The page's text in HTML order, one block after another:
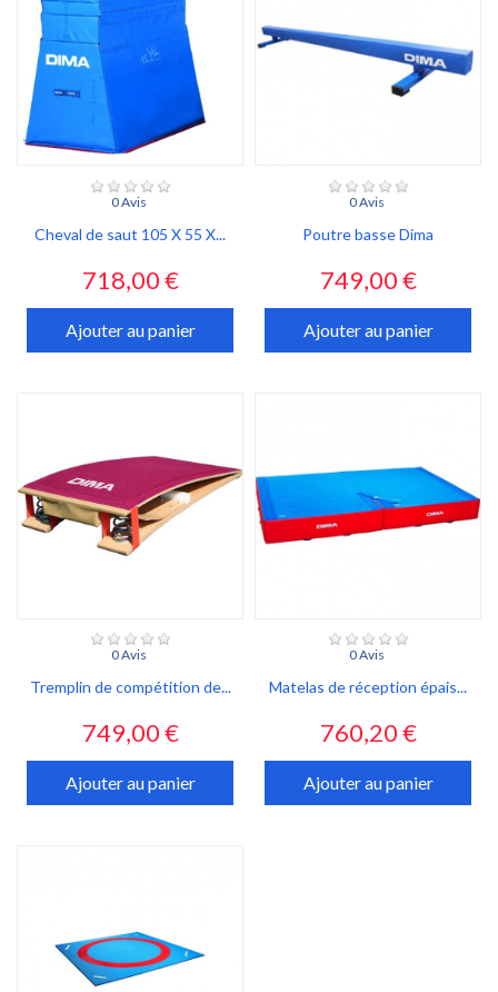
0 Avis
Cheval de saut 105 X 55 X...
Prix
718,00 €
Ajouter au panier
0 Avis
Poutre basse Dima
Prix
749,00 €
Ajouter au panier
0 Avis
Tremplin de compétition de...
Prix
749,00 €
Ajouter au panier
0 Avis
Matelas de réception épais...
Prix
760,20 €
Ajouter au panier